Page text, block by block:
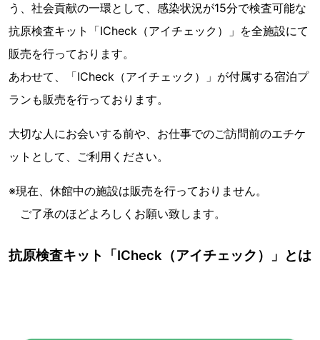
う、社会貢献の一環として、感染状況が15分で検査可能な
抗原検査キット「ICheck（アイチェック）」を全施設にて
販売を行っております。
あわせて、「ICheck（アイチェック）」が付属する宿泊プ
ランも販売を行っております。
大切な人にお会いする前や、お仕事でのご訪問前のエチケ
ットとして、ご利用ください。
※現在、休館中の施設は販売を行っておりません。
ご了承のほどよろしくお願い致します。
抗原検査キット「ICheck（アイチェック）」とは